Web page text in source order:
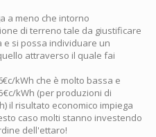
a meno che intorno
di terreno tale da giustificare
e si possa individuare un
attraverso il quale fai
kWh che è molto bassa e
kWh (per produzioni di
il risultato economico impiega
caso molti stanno investendo
dell'ettaro!